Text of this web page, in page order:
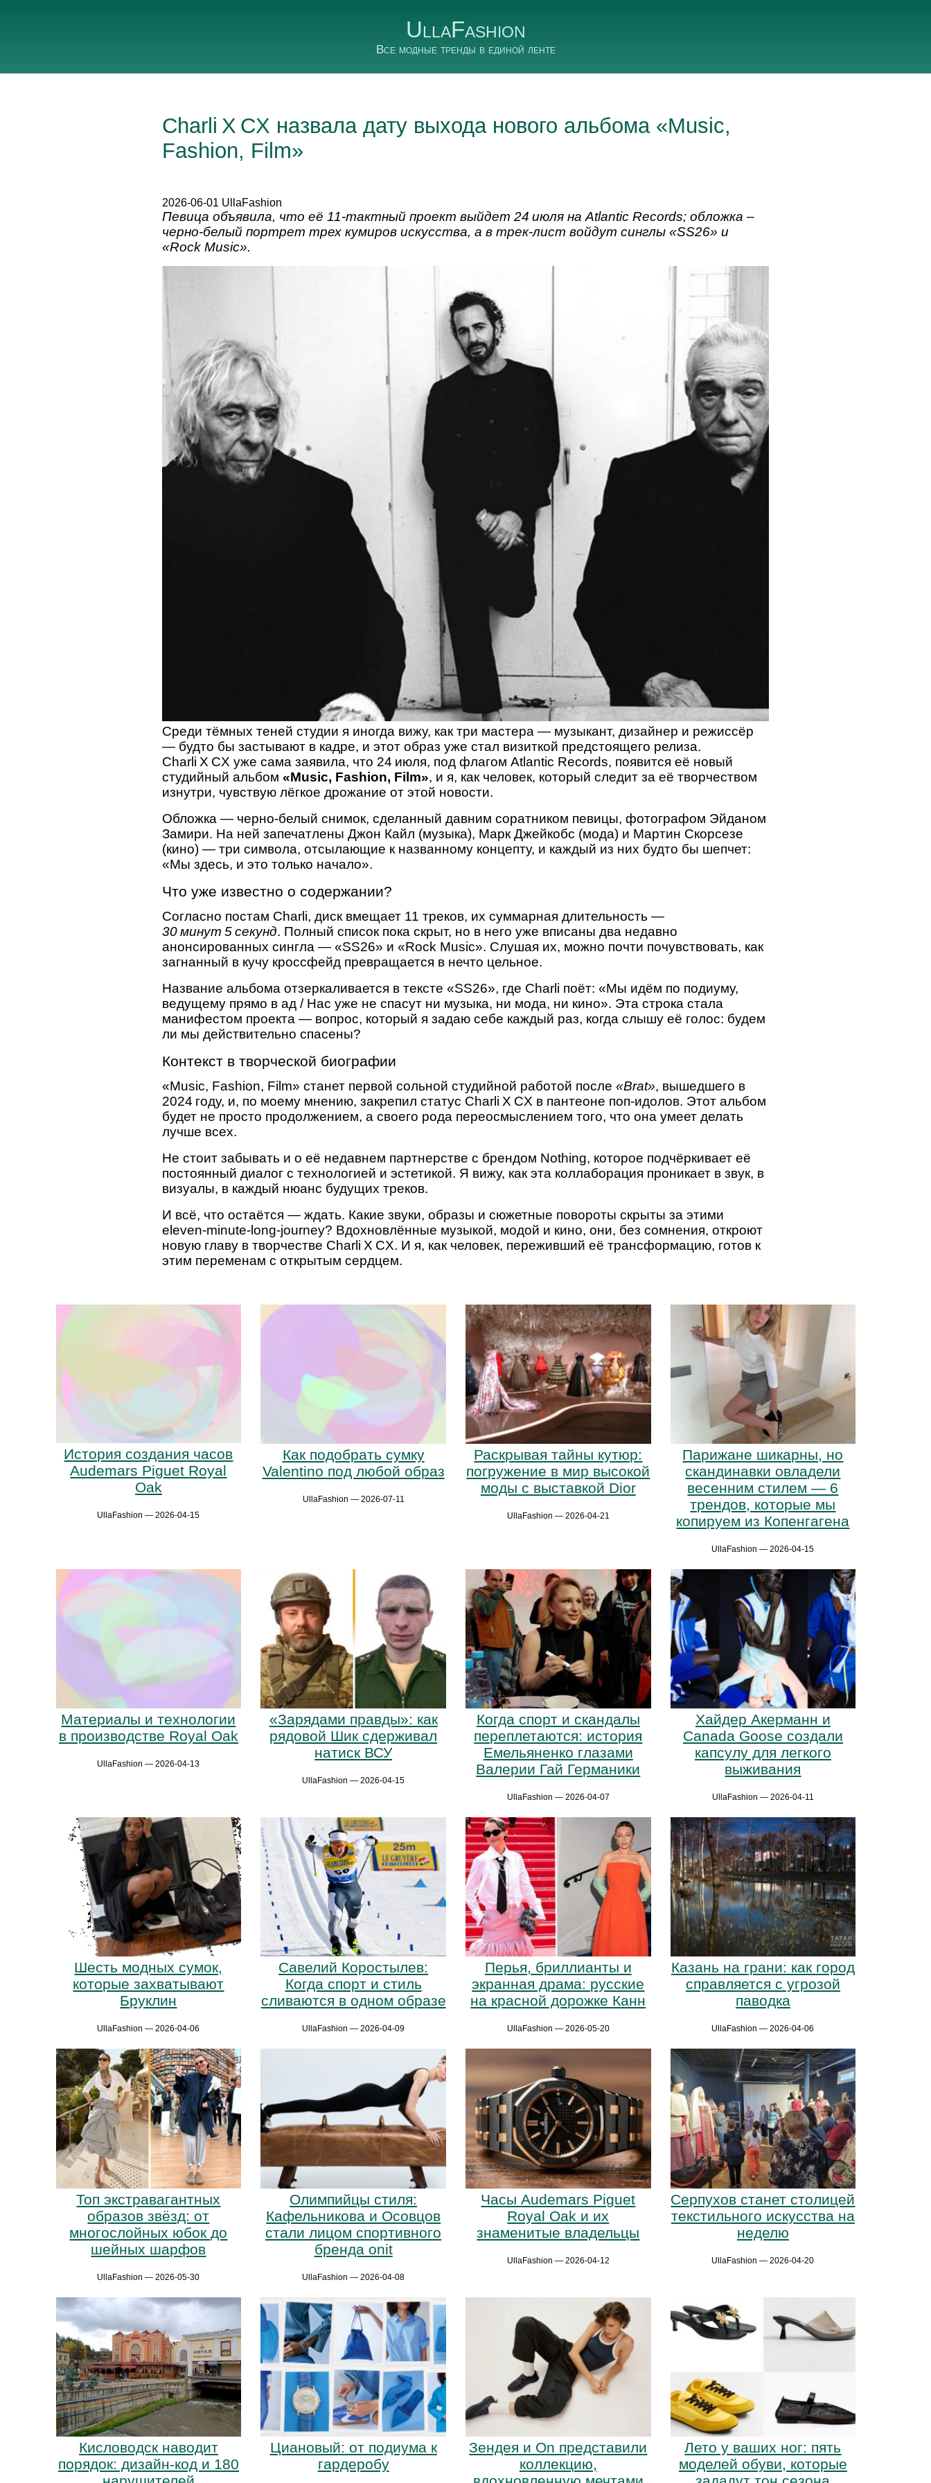
UllaFashion
Все модные тренды в единой ленте
Charli X CX назвала дату выхода нового альбома «Music,
Fashion, Film»
2026-06-01 UllaFashion
Певица объявила, что её 11‑тактный проект выйдет 24 июля на Atlantic Records; обложка –
черно‑белый портрет трех кумиров искусства, а в трек‑лист войдут синглы «SS26» и
«Rock Music».
Среди тёмных теней студии я иногда вижу, как три мастера — музыкант, дизайнер и режиссёр
— будто бы застывают в кадре, и этот образ уже стал визиткой предстоящего релиза.
Charli X CX уже сама заявила, что 24 июля, под флагом Atlantic Records, появится её новый
студийный альбом«Music, Fashion, Film», и я, как человек, который следит за её творчеством
изнутри, чувствую лёгкое дрожание от этой новости.
Обложка — черно‑белый снимок, сделанный давним соратником певицы, фотографом Эйданом
Замири. На ней запечатлены Джон Кайл (музыка), Марк Джейкобс (мода) и Мартин Скорсезе
(кино) — три символа, отсылающие к названному концепту, и каждый из них будто бы шепчет:
«Мы здесь, и это только начало».
Что уже известно о содержании?
Согласно постам Charli, диск вмещает 11 треков, их суммарная длительность —
30 минут 5 секунд. Полный список пока скрыт, но в него уже вписаны два недавно
анонсированных сингла — «SS26» и «Rock Music». Слушая их, можно почти почувствовать, как
загнанный в кучу кроссфейд превращается в нечто цельное.
Название альбома отзеркаливается в тексте «SS26», где Charli поёт: «Мы идём по подиуму,
ведущему прямо в ад / Нас уже не спасут ни музыка, ни мода, ни кино». Эта строка стала
манифестом проекта — вопрос, который я задаю себе каждый раз, когда слышу её голос: будем
ли мы действительно спасены?
Контекст в творческой биографии
«Music, Fashion, Film» станет первой сольной студийной работой после«Brat», вышедшего в
2024 году, и, по моему мнению, закрепил статус Charli X CX в пантеоне поп‑идолов. Этот альбом
будет не просто продолжением, а своего рода переосмыслением того, что она умеет делать
лучше всех.
Не стоит забывать и о её недавнем партнерстве с брендом Nothing, которое подчёркивает её
постоянный диалог с технологией и эстетикой. Я вижу, как эта коллаборация проникает в звук, в
визуалы, в каждый нюанс будущих треков.
И всё, что остаётся — ждать. Какие звуки, образы и сюжетные повороты скрыты за этими
eleven‑minute‑long‑journey? Вдохновлённые музыкой, модой и кино, они, без сомнения, откроют
новую главу в творчестве Charli X CX. И я, как человек, переживший её трансформацию, готов к
этим переменам с открытым сердцем.
История создания часов
Audemars Piguet Royal
Oak
UllaFashion — 2026-04-15
Как подобрать сумку
Valentino под любой образ
UllaFashion — 2026-07-11
Раскрывая тайны кутюр:
погружение в мир высокой
моды с выставкой Dior
UllaFashion — 2026-04-21
Парижане шикарны, но
скандинавки овладели
весенним стилем — 6
трендов, которые мы
копируем из Копенгагена
UllaFashion — 2026-04-15
Материалы и технологии
в производстве Royal Oak
UllaFashion — 2026-04-13
«Зарядами правды»: как
рядовой Шик сдерживал
натиск ВСУ
UllaFashion — 2026-04-15
Когда спорт и скандалы
переплетаются: история
Емельяненко глазами
Валерии Гай Германики
UllaFashion — 2026-04-07
Хайдер Акерманн и
Canada Goose создали
капсулу для легкого
выживания
UllaFashion — 2026-04-11
Шесть модных сумок,
которые захватывают
Бруклин
UllaFashion — 2026-04-06
Савелий Коростылев:
Когда спорт и стиль
сливаются в одном образе
UllaFashion — 2026-04-09
Перья, бриллианты и
экранная драма: русские
на красной дорожке Канн
UllaFashion — 2026-05-20
Казань на грани: как город
справляется с угрозой
паводка
UllaFashion — 2026-04-06
Топ экстравагантных
образов звёзд: от
многослойных юбок до
шейных шарфов
UllaFashion — 2026-05-30
Олимпийцы стиля:
Кафельникова и Осовцов
стали лицом спортивного
бренда onit
UllaFashion — 2026-04-08
Часы Audemars Piguet
Royal Oak и их
знаменитые владельцы
UllaFashion — 2026-04-12
Серпухов станет столицей
текстильного искусства на
неделю
UllaFashion — 2026-04-20
Кисловодск наводит
порядок: дизайн-код и 180
Циановый: от подиума к
гардеробу
Зендея и On представили
коллекцию,
Лето у ваших ног: пять
моделей обуви, которые